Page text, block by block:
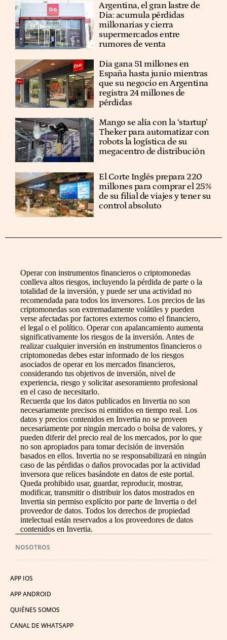
Argentina, el gran lastre de
Dia: acumula pérdidas
millonarias y cierra
supermercados entre
rumores de venta
Dia gana 51 millones en
España hasta junio mientras
que su negocio en Argentina
registra 24 millones de
pérdidas
Mango se alía con la ‘startup’
Theker para automatizar con
robots la logística de su
megacentro de distribución
El Corte Inglés prepara 220
millones para comprar el 25%
de su filial de viajes y tener su
control absoluto
Operar con instrumentos financieros o criptomonedas
conlleva altos riesgos, incluyendo la pérdida de parte o la
totalidad de la inversión, y puede ser una actividad no
recomendada para todos los inversores. Los precios de las
criptomonedas son extremadamente volátiles y pueden
verse afectadas por factores externos como el financiero,
el legal o el político. Operar con apalancamiento aumenta
significativamente los riesgos de la inversión. Antes de
realizar cualquier inversión en instrumentos financieros o
criptomonedas debes estar informado de los riesgos
asociados de operar en los mercados financieros,
considerando tus objetivos de inversión, nivel de
experiencia, riesgo y solicitar asesoramiento profesional
en el caso de necesitarlo.
Recuerda que los datos publicados en Invertia no son
necesariamente precisos ni emitidos en tiempo real. Los
datos y precios contenidos en Invertia no se proveen
necesariamente por ningún mercado o bolsa de valores, y
pueden diferir del precio real de los mercados, por lo que
no son apropiados para tomar decisión de inversión
basados en ellos. Invertia no se responsabilizará en ningún
caso de las pérdidas o daños provocadas por la actividad
inversora que relices basándote en datos de este portal.
Queda prohibido usar, guardar, reproducir, mostrar,
modificar, transmitir o distribuir los datos mostrados en
Invertia sin permiso explícito por parte de Invertia o del
proveedor de datos. Todos los derechos de propiedad
intelectual están reservados a los proveedores de datos
contenidos en Invertia.
NOSOTROS
APP IOS
APP ANDROID
QUIÉNES SOMOS
CANAL DE WHATSAPP